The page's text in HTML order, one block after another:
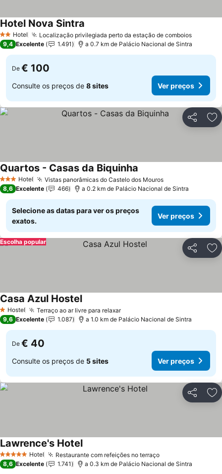
2 Estrelas
Hotel Localização privilegiada perto da estação de comboios
Hotel Nova Sintra
9,4 Excelente 1.491 a 0.7 km de Palácio Nacional de Sintra
De € 100
Consulte os preços de 8 sites Ver preços
Partilhar
3 EstrelasHotel Vistas panorâmicas do Castelo dos Mouros
Quartos - Casas da Biquinha
8,6 Excelente 466 a 0.2 km de Palácio Nacional de Sintra
Selecione as datas para ver os preços
exatos.
Ver preços
Partilhar
Escolha popular
1 Estrelas
Hostel Terraço ao ar livre para relaxar
Casa Azul Hostel
9,6 Excelente 1.087 a 1.0 km de Palácio Nacional de Sintra
De € 40
Consulte os preços de 5 sites Ver preços
Partilhar
5 Estrelas Hotel Restaurante com refeições no terraço
Lawrence's Hotel
8,6 Excelente 1.741 a 0.3 km de Palácio Nacional de Sintra